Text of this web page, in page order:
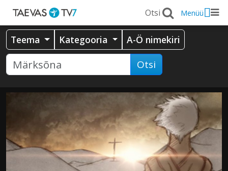
Menüü
Teema Kategooria A-Ö nimekiri
Otsi